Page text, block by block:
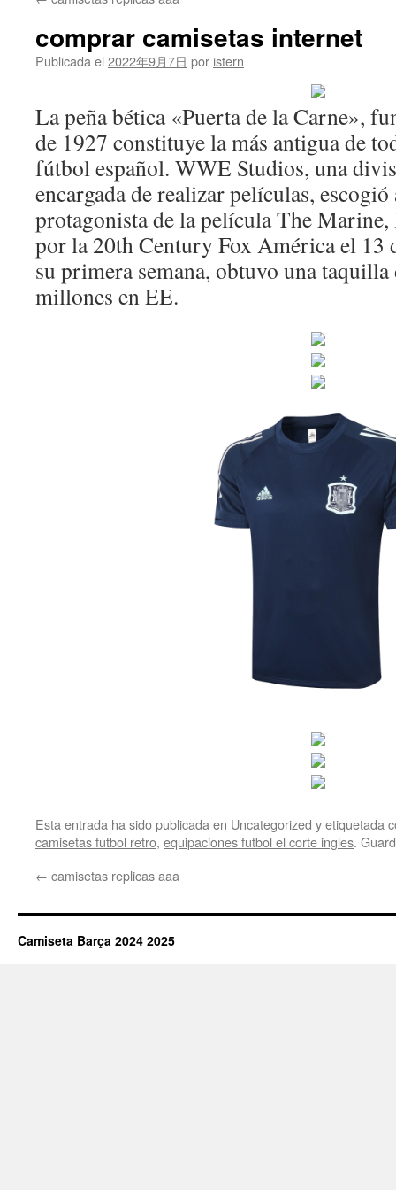
comprar camisetas internet
Publicada el 2022年9月7日 por istern
La peña bética «Puerta de la Carne»,
de 1927 constituye la más antigua de
fútbol español. WWE Studios, una
encargada de realizar películas,
protagonista de la película The
por la 20th Century Fox América el 13
su primera semana, obtuvo una
millones en EE.
Esta entrada ha sido publicada en Uncategorized y etiquetada
camisetas futbol retro, equipaciones futbol el corte ingles.
← camisetas replicas aaa
Camiseta Barça 2024 2025